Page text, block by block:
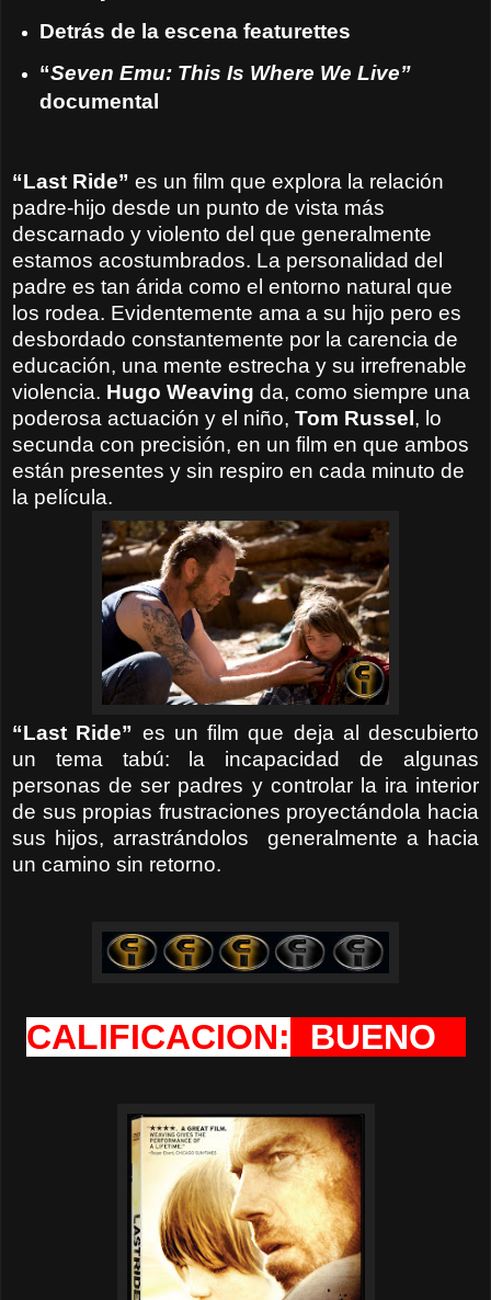
Detrás de la escena featurettes
“Seven Emu: This Is Where We Live”
documental
“Last Ride” es un film que explora la relación
padre-hijo desde un punto de vista más
descarnado y violento del que generalmente
estamos acostumbrados. La personalidad del
padre es tan árida como el entorno natural que
los rodea. Evidentemente ama a su hijo pero es
desbordado constantemente por la carencia de
educación, una mente estrecha y su irrefrenable
violencia. Hugo Weaving da, como siempre una
poderosa actuación y el niño, Tom Russel , lo
secunda con precisión, en un film en que ambos
están presentes y sin respiro en cada minuto de
la película.
“Last Ride” es un film que deja al descubierto
un tema tabú: la incapacidad de algunas
personas de ser padres y controlar la ira interior
de sus propias frustraciones proyectándola hacia
sus hijos, arrastrándolos generalmente a hacia
un camino sin retorno.
CALIFICACION: BUENO